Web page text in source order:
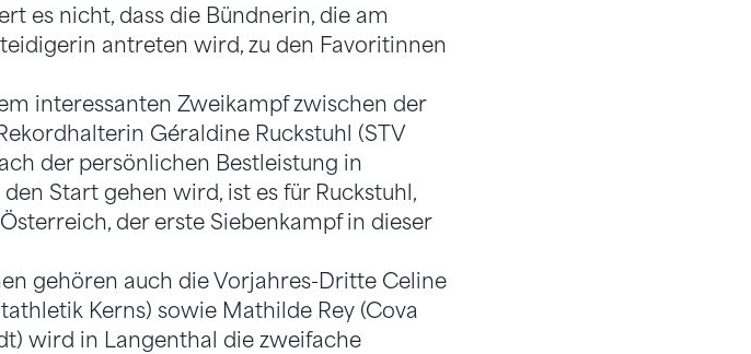
es nicht, dass die Bündnerin, die am
antreten wird, zu den Favoritinnen
interessanten Zweikampf zwischen der
Géraldine Ruckstuhl (STV
der persönlichen Bestleistung in
Start gehen wird, ist es für Ruckstuhl,
der erste Siebenkampf in dieser
gehören auch die Vorjahres-Dritte Celine
Kerns) sowie Mathilde Rey (Cova
wird in Langenthal die zweifache